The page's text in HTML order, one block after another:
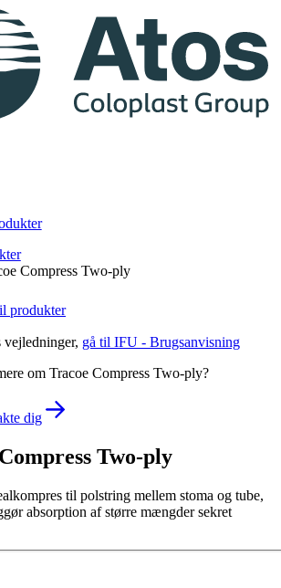
Compress Two-ply
Two-ply
til polstring mellem stoma og tube,
absorption af større mængder sekret
produkter
vejledninger, gå til IFU - Brugsanvisning
om Tracoe Compress Two-ply?
dig